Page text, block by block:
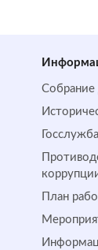
Госслужба
План